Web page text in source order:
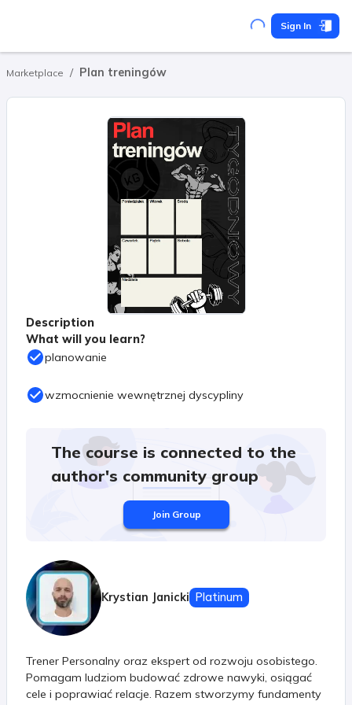
Sign In
Marketplace / Plan treningów
Description
What will you learn?
planowanie
wzmocnienie wewnętrznej dyscypliny
The course is connected to the
author's community group
Join Group
Krystian Janicki Platinum
Trener Personalny oraz ekspert od rozwoju osobistego.
Pomagam ludziom budować zdrowe nawyki, osiągać
cele i poprawiać relacje. Razem stworzymy fundamenty